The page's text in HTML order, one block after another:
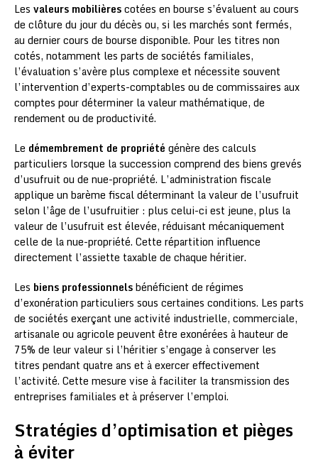
Les valeurs mobilièrescotées en bourse s’évaluent au cours
de clôture du jour du décès ou, si les marchés sont fermés,
au dernier cours de bourse disponible. Pour les titres non
cotés, notamment les parts de sociétés familiales,
l’évaluation s’avère plus complexe et nécessite souvent
l’intervention d’experts-comptables ou de commissaires aux
comptes pour déterminer la valeur mathématique, de
rendement ou de productivité.
Le démembrement de propriété génère des calculs
particuliers lorsque la succession comprend des biens grevés
d’usufruit ou de nue-propriété. L’administration fiscale
applique un barème fiscal déterminant la valeur de l’usufruit
selon l’âge de l’usufruitier : plus celui-ci est jeune, plus la
valeur de l’usufruit est élevée, réduisant mécaniquement
celle de la nue-propriété. Cette répartition influence
directement l’assiette taxable de chaque héritier.
Les biens professionnelsbénéficient de régimes
d’exonération particuliers sous certaines conditions. Les parts
de sociétés exerçant une activité industrielle, commerciale,
artisanale ou agricole peuvent être exonérées à hauteur de
75% de leur valeur si l’héritier s’engage à conserver les
titres pendant quatre ans et à exercer effectivement
l’activité. Cette mesure vise à faciliter la transmission des
entreprises familiales et à préserver l’emploi.
Stratégies d’optimisation et pièges
à éviter